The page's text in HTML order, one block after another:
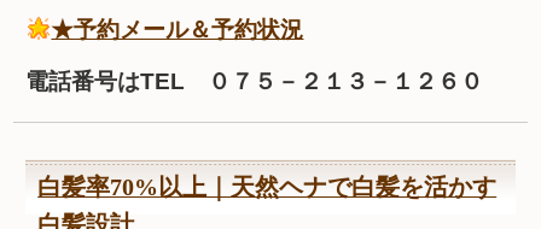
★予約メール＆予約状況
電話番号はTEL ０７５－２１３－１２６０
白髪率70%以上｜天然ヘナで白髪を活かす